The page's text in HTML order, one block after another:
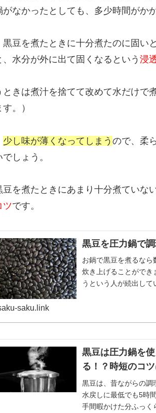
なかったとしても、多少時間がか
黒豆を煮たときに十分煮たのに固い
、水分が外に出て固くなるという 浸
ときは煮汁を捨てて改めて水だけで
。）
少し味が薄くなってしまう ので、柔
しょう。
豆を煮たときにあまり十分煮ていな
ツです。
黒豆を圧力鍋で
お鍋で黒豆を煮るな
炊き上げることができ
うという人が続出し
saku.link
黒豆は圧力鍋を
る！？時短のコ
黒豆は、昔ながらの調
水戻しに最低でも5時
手間暇かけた分ふっく